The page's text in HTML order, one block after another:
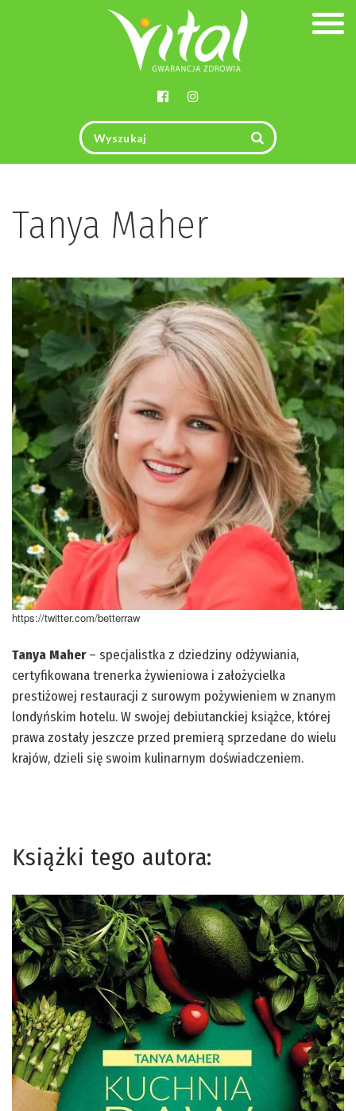
Tanya Maher
https://twitter.com/betterraw
Tanya Maher– specjalistka z dziedziny odżywiania,
certyfikowana trenerka żywieniowa i założycielka
prestiżowej restauracji z surowym pożywieniem w znanym
londyńskim hotelu. W swojej debiutanckiej książce, której
prawa zostały jeszcze przed premierą sprzedane do wielu
krajów, dzieli się swoim kulinarnym doświadczeniem.
Książki tego autora: